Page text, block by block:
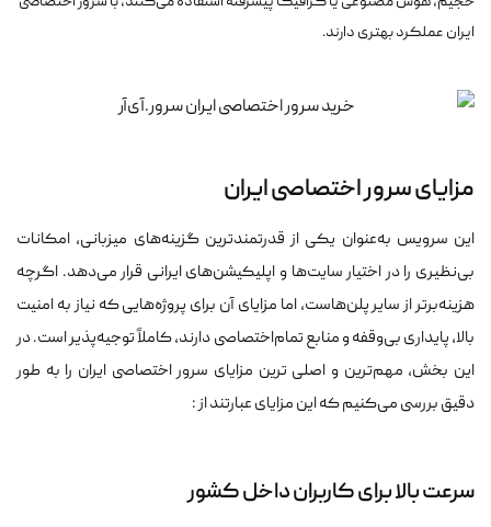
ایران عملکرد بهتری دارند.
مزایای سرور اختصاصی ایران
این سرویس به‌عنوان یکی از قدرتمندترین گزینه‌های میزبانی، امکانات
بی‌نظیری را در اختیار سایت‌ها و اپلیکیشن‌های ایرانی قرار می‌دهد. اگرچه
هزینه‌برتر از سایر پلن‌هاست، اما مزایای آن برای پروژه‌هایی که نیاز به امنیت
بالا، پایداری بی‌وقفه و منابع تمام‌اختصاصی دارند، کاملاً توجیه‌پذیر است. در
این بخش، مهم‌ترین و اصلی ترین مزایای سرور اختصاصی ایران را به طور
دقیق بررسی می‌کنیم که این مزایای عبارتند از :
سرعت بالا برای کاربران داخل کشور